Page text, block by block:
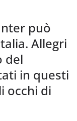
può
Allegri
del
in questi
occhi di